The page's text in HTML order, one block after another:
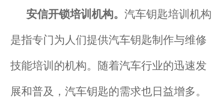
安信开锁培训机构。 汽车钥匙培训机构
是指专门为人们提供汽车钥匙制作与维修
技能培训的机构。随着汽车行业的迅速发
展和普及，汽车钥匙的需求也日益增多。